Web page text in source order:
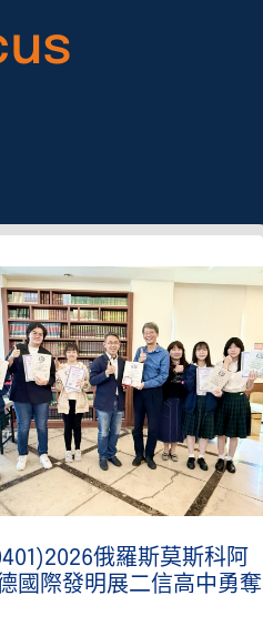
俄羅斯莫斯科阿
國際發明展二信高中勇奪